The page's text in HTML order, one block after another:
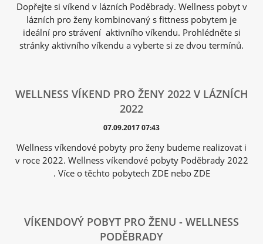
Dopřejte si víkend v lázních Poděbrady. Wellness pobyt v
lázních pro ženy kombinovaný s fittness pobytem je
ideální pro strávení aktivního víkendu. Prohlédněte si
stránky aktivního víkendu a vyberte si ze dvou termínů.
WELLNESS VÍKEND PRO ŽENY 2022 V LÁZNÍCH
2022
07.09.2017 07:43
Wellness víkendové pobyty pro ženy budeme realizovat i
v roce 2022. Wellness víkendové pobyty Poděbrady 2022
. Více o těchto pobytech ZDE nebo ZDE
VÍKENDOVÝ POBYT PRO ŽENU - WELLNESS
PODĚBRADY